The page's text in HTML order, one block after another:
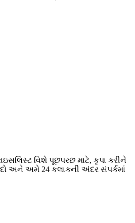
વિશે પૂછપરછ માટે, કૃપા કરીને
અને અમે 24 કલાકની અંદર સંપર્કમાં